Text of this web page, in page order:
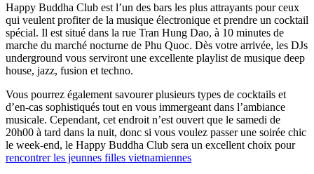
Happy Buddha Club est l’un des bars les plus attrayants pour ceux
qui veulent profiter de la musique électronique et prendre un cocktail
spécial. Il est situé dans la rue Tran Hung Dao, à 10 minutes de
marche du marché nocturne de Phu Quoc. Dès votre arrivée, les DJs
underground vous serviront une excellente playlist de musique deep
house, jazz, fusion et techno.
Vous pourrez également savourer plusieurs types de cocktails et
d’en-cas sophistiqués tout en vous immergeant dans l’ambiance
musicale. Cependant, cet endroit n’est ouvert que le samedi de
20h00 à tard dans la nuit, donc si vous voulez passer une soirée chic
le week-end, le Happy Buddha Club sera un excellent choix pour
rencontrer les jeunnes filles vietnamiennes